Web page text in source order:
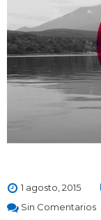
1 agosto, 2015
Sin Comentarios